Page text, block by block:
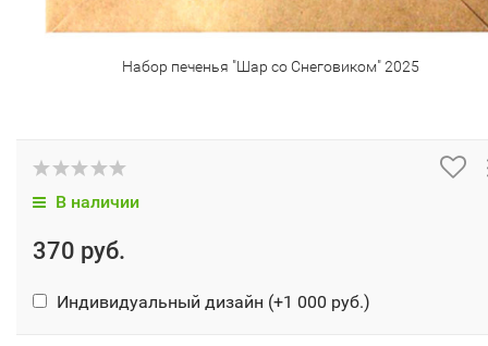
Набор печенья "Шар со Снеговиком" 2025
В наличии
370 руб.
Индивидуальный дизайн (+1 000 руб.)